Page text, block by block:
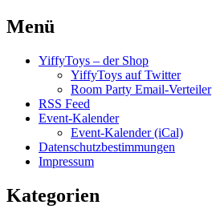
Menü
YiffyToys – der Shop
YiffyToys auf Twitter
Room Party Email-Verteiler
RSS Feed
Event-Kalender
Event-Kalender (iCal)
Datenschutzbestimmungen
Impressum
Kategorien